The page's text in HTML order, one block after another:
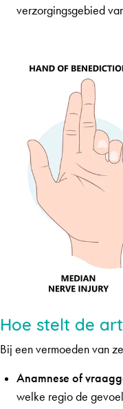
verzorgingsgebied
Hoe stelt de
Bij een vermoeden van
Anamnese of
welke regio de